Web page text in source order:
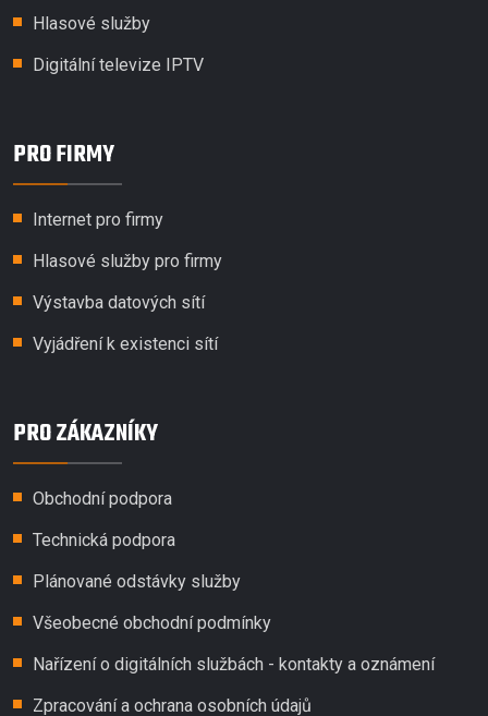
Hlasové služby
Digitální televize IPTV
PRO FIRMY
Internet pro firmy
Hlasové služby pro firmy
Výstavba datových sítí
Vyjádření k existenci sítí
PRO ZÁKAZNÍKY
Obchodní podpora
Technická podpora
Plánované odstávky služby
Všeobecné obchodní podmínky
Nařízení o digitálních službách - kontakty a oznámení
Zpracování a ochrana osobních údajů